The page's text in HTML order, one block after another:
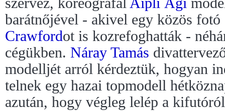
barátnőjével - akivel egy közös
Crawfordot is kozrefoghatták -
cégükben. Náray Tamás
modelljét arról kérdeztük, hogyan
telnek egy hazai topmodell
azután, hogy végleg lelép a